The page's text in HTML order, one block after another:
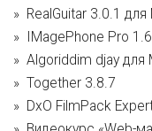
RealGuitar 3.0.1 для
IMagePhone Pro
Algoriddim djay для
Together 3.8.7
DxO FilmPack